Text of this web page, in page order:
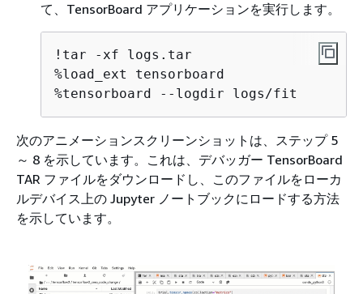
て、TensorBoard アプリケーションを実行します。
!tar -xf logs.tar
%load_ext tensorboard
%tensorboard --logdir logs/fit
次のアニメーションスクリーンショットは、ステップ 5
～ 8 を示しています。これは、デバッガー TensorBoard
TAR ファイルをダウンロードし、このファイルをローカ
ルデバイス上の Jupyter ノートブックにロードする方法
を示しています。